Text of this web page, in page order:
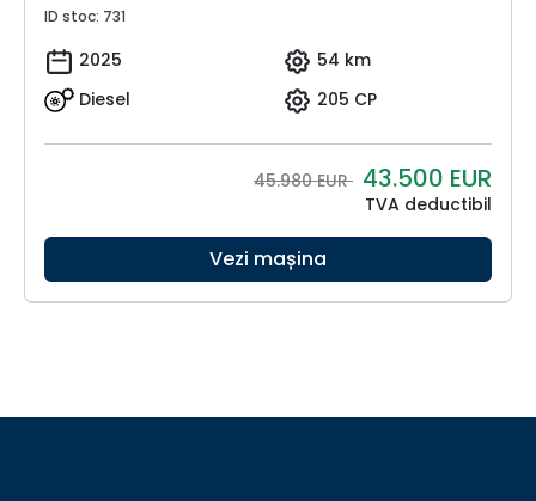
ID stoc: 731
2025
54 km
Diesel
205 CP
45.980 EUR 43.500 EUR
TVA deductibil
Vezi mașina